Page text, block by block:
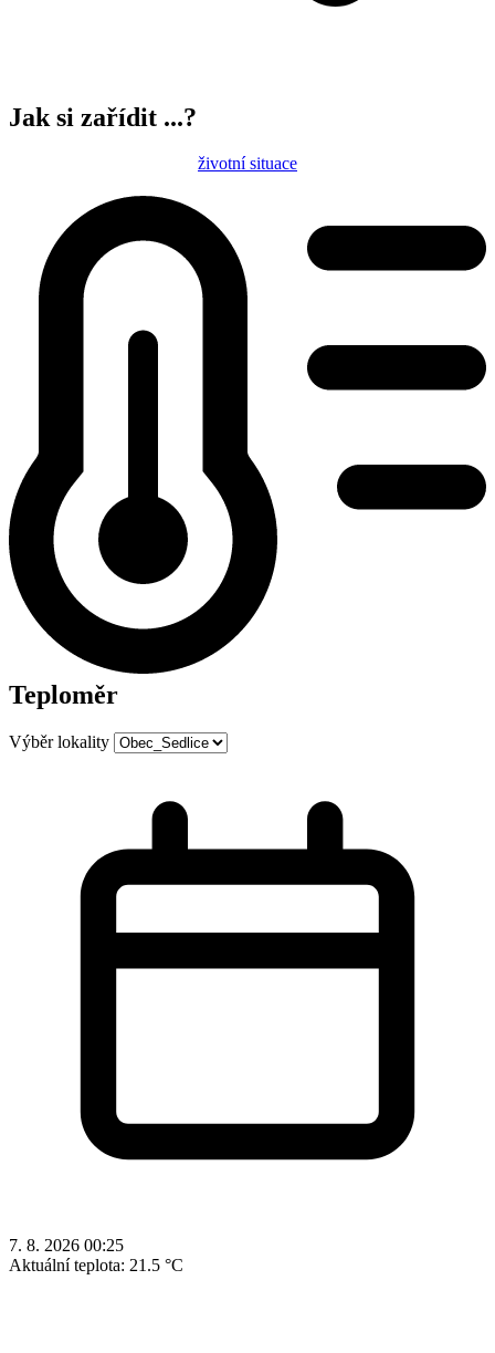
Jak si zařídit ...?
životní situace
Teploměr
Výběr lokality
7. 8. 2026 00:25
Aktuální teplota: 21.5 °C